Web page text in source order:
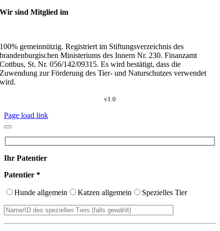
Wir sind Mitglied im
100% gemeinnützig. Registriert im Stiftungsverzeichnis des
brandenburgischen Ministeriums des Innern Nr. 230. Finanzamt
Cottbus, St. Nr. 056/142/09315. Es wird bestätigt, dass die
Zuwendung zur Förderung des Tier- und Naturschutzes verwendet
wird.
v1.0
Page load link
Ihr Patentier
Patentier *
Hunde allgemein Katzen allgemein Spezielles Tier